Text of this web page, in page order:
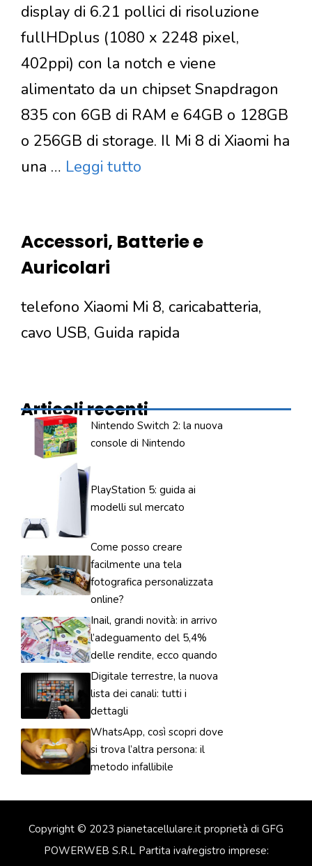
display di 6.21 pollici di risoluzione
fullHDplus (1080 x 2248 pixel,
402ppi) con la notch e viene
alimentato da un chipset Snapdragon
835 con 6GB di RAM e 64GB o 128GB
o 256GB di storage. Il Mi 8 di Xiaomi ha
una … Leggi tutto
Accessori, Batterie e
Auricolari
telefono Xiaomi Mi 8, caricabatteria,
cavo USB, Guida rapida
Articoli recenti
Nintendo Switch 2: la nuova
console di Nintendo
PlayStation 5: guida ai
modelli sul mercato
Come posso creare
facilmente una tela
fotografica personalizzata
online?
Inail, grandi novità: in arrivo
l’adeguamento del 5,4%
delle rendite, ecco quando
Digitale terrestre, la nuova
lista dei canali: tutti i
dettagli
WhatsApp, così scopri dove
si trova l’altra persona: il
metodo infallibile
Copyright © 2023 pianetacellulare.it proprietà di GFG
POWERWEB S.R.L Partita iva/registro imprese: